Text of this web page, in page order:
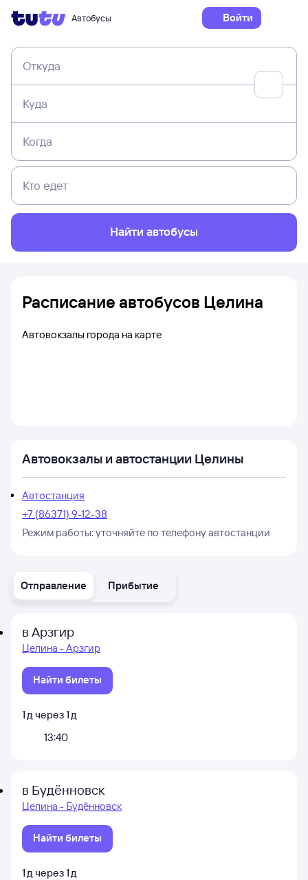
Автобусы Войти
Откуда
Куда
Когда
Кто едет
Найти автобусы
Отправление Прибытие
в Арзгир
Целина - Арзгир
Найти билеты
1дчерез1д
13:40
в Будённовск
Целина - Будённовск
Найти билеты
1дчерез1д
Расписание автобусов Целина
Автовокзалы города на карте
Автовокзалы и автостанции Целины
Автостанция
+7 (86371) 9-12-38
Режим работы:уточняйте по телефону автостанции